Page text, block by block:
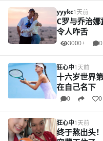
yyykc1天前
C罗与乔治
令人咋舌
3000+ 0
狂心中1天前
十六岁世界
在自己名下
0 0
狂心中1天前
终于熬出头